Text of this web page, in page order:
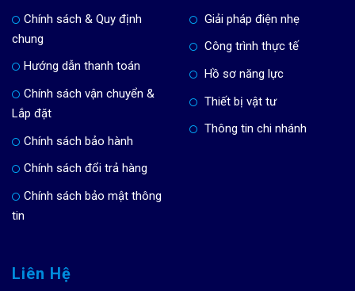
Chính sách & Quy định
chung
Hướng dẫn thanh toán
Chính sách vận chuyển &
Lắp đặt
Chính sách bảo hành
Chính sách đổi trả hàng
Chính sách bảo mật thông
tin
Giải pháp điện nhẹ
Công trình thực tế
Hồ sơ năng lực
Thiết bị vật tư
Thông tin chi nhánh
Liên Hệ